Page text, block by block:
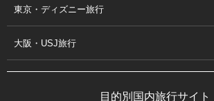
東京・ディズニー旅行
大阪・USJ旅行
目的別国内旅行サイト